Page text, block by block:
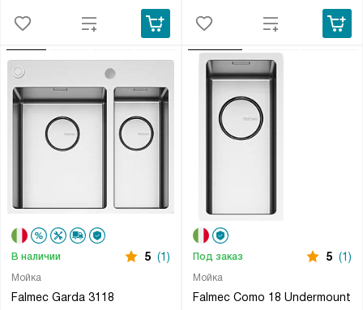
Мойка
Falmec Garda 3118
В наличии 5 (1)
Мойка
Falmec Como 18 Undermount
Под заказ 5 (1)